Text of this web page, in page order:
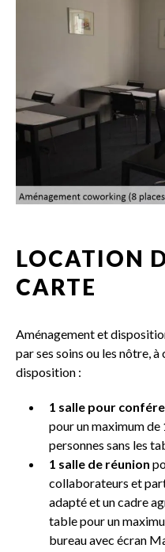
LOCATION
CARTE
Aménagement et
par ses soins ou les nôtre,
disposition :
1 salle pour
pour un maximum de
personnes sans les
1 salle de réunion
collaborateurs et
adapté et un cadre
table pour un
bureau avec écran